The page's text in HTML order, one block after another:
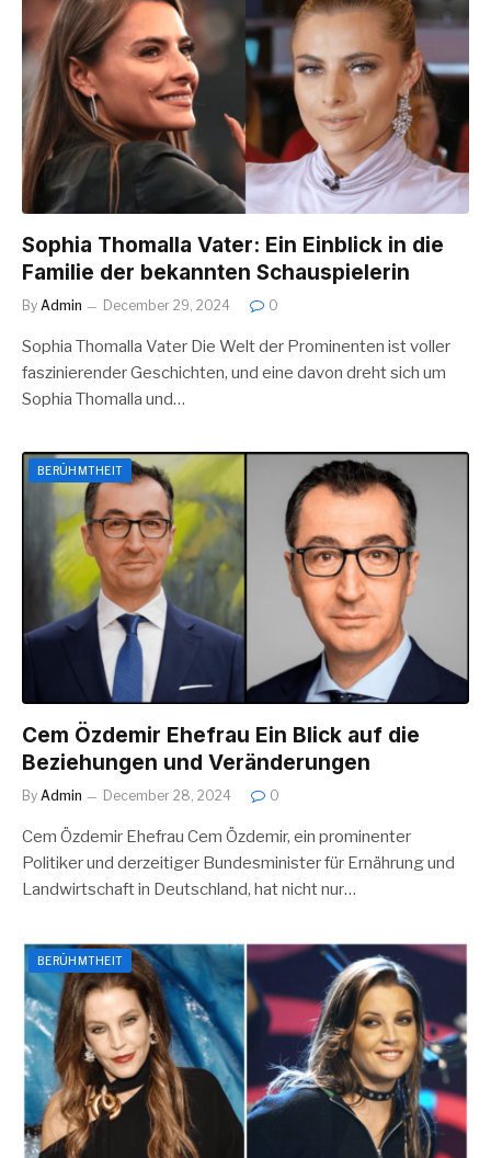
Sophia Thomalla Vater: Ein Einblick in die
Familie der bekannten Schauspielerin
By Admin December 29, 2024 0
Sophia Thomalla Vater Die Welt der Prominenten ist voller
faszinierender Geschichten, und eine davon dreht sich um
Sophia Thomalla und…
BERÜHMTHEIT
Cem Özdemir Ehefrau Ein Blick auf die
Beziehungen und Veränderungen
By Admin December 28, 2024 0
Cem Özdemir Ehefrau Cem Özdemir, ein prominenter
Politiker und derzeitiger Bundesminister für Ernährung und
Landwirtschaft in Deutschland, hat nicht nur…
BERÜHMTHEIT